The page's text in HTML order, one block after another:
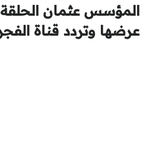
عرضها وتردد قناة